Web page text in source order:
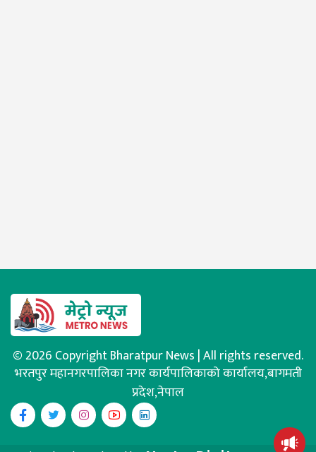
© 2026 Copyright Bharatpur News | All rights reserved.
भरतपुर महानगरपालिका नगर कार्यपालिकाको कार्यालय,बागमती
प्रदेश,नेपाल